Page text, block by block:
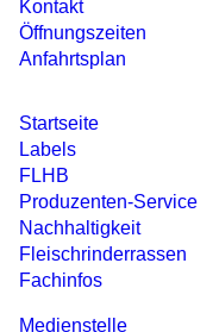
Kontakt
Öffnungszeiten
Anfahrtsplan
Startseite
Labels
FLHB
Produzenten-Service
Nachhaltigkeit
Fleisch­rinderrassen
Fachinfos
Medienstelle